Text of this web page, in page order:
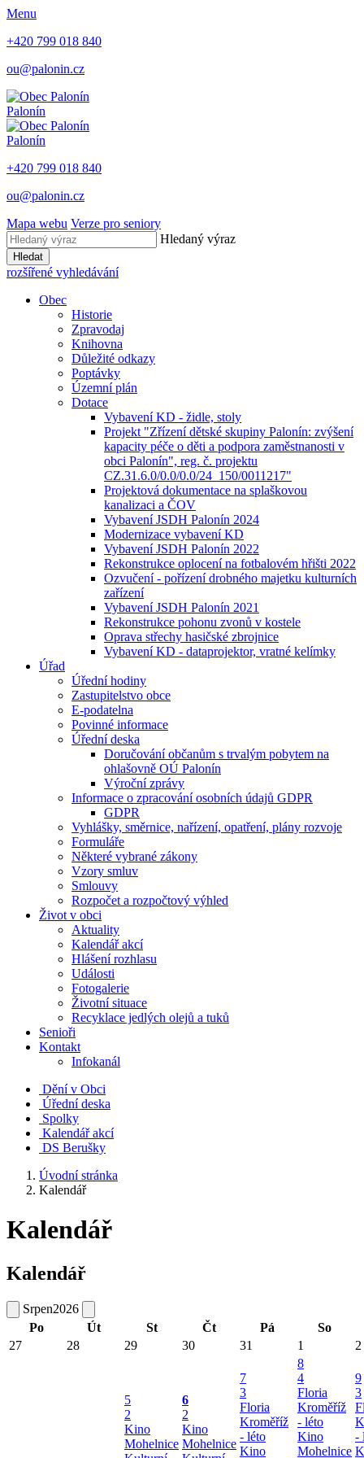
Menu
+420 799 018 840
ou@palonin.cz
Palonín
Palonín
+420 799 018 840
ou@palonin.cz
Mapa webu Verze pro seniory
Hledaný výraz
Hledat
rozšířené vyhledávání
Obec
Historie
Zpravodaj
Knihovna
Důležité odkazy
Poptávky
Územní plán
Dotace
Vybavení KD - židle, stoly
Projekt "Zřízení dětské skupiny Palonín: zvýšení
kapacity péče o děti a podpora zaměstnanosti v
obci Palonín", reg. č. projektu
CZ.31.6.0/0.0/0.0/24_150/0011217"
Projektová dokumentace na splaškovou
kanalizaci a ČOV
Vybavení JSDH Palonín 2024
Modernizace vybavení KD
Vybavení JSDH Palonín 2022
Rekonstrukce oplocení na fotbalovém hřišti 2022
Ozvučení - pořízení drobného majetku kulturních
zařízení
Vybavení JSDH Palonín 2021
Rekonstrukce pohonu zvonů v kostele
Oprava střechy hasičské zbrojnice
Vybavení KD - dataprojektor, vratné kelímky
Úřad
Úřední hodiny
Zastupitelstvo obce
E-podatelna
Povinné informace
Úřední deska
Doručování občanům s trvalým pobytem na
ohlašovně OÚ Palonín
Výroční zprávy
Informace o zpracování osobních údajů GDPR
GDPR
Vyhlášky, směrnice, nařízení, opatření, plány rozvoje
Formuláře
Některé vybrané zákony
Vzory smluv
Smlouvy
Rozpočet a rozpočtový výhled
Život v obci
Aktuality
Kalendář akcí
Hlášení rozhlasu
Události
Fotogalerie
Životní situace
Recyklace jedlých olejů a tuků
Senioři
Kontakt
Infokanál
Dění v Obci
Úřední deska
Spolky
Kalendář akcí
DS Berušky
Úvodní stránka
Kalendář
Kalendář
Kalendář
Srpen2026
Po
Út St Čt Pá
So
27
28 29 30 31 1 2
5
2
Kino
Mohelnice
6
2
Kino
Mohelnice
7
3
Floria
Kroměříž
- léto
Kino
8
4
Floria
Kroměříž
- léto
Kino
Mohelnice
9
3
-